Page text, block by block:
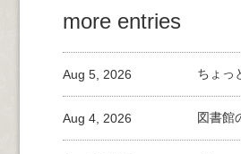
more entries
ちょっ
Aug 5, 2026
図書館
Aug 4, 2026